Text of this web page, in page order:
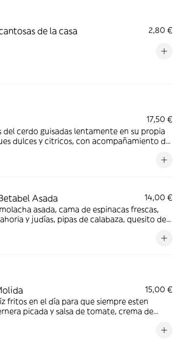
de la casa 2,80 €
17,50 €
del cerdo guisadas lentamente en su propia
dulces y citricos, con acompañamiento de
Asada
14,00 €
asada, cama de espinacas frescas,
y judías, pipas de calabaza, quesito de
15,00 €
fritos en el día para que siempre esten
picada y salsa de tomate, crema de